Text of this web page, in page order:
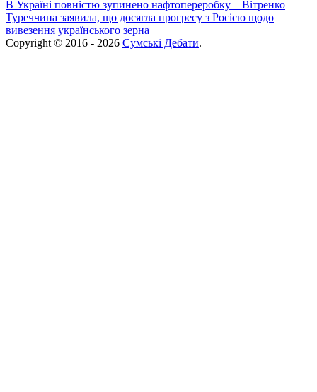
В Україні повністю зупинено нафтопереробку – Вітренко
Туреччина заявила, що досягла прогресу з Росією щодо
вивезення українського зерна
Copyright © 2016 - 2026 Сумські Дебати.